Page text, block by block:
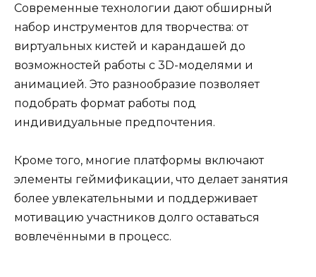
Современные технологии дают обширный
набор инструментов для творчества: от
виртуальных кистей и карандашей до
возможностей работы с 3D-моделями и
анимацией. Это разнообразие позволяет
подобрать формат работы под
индивидуальные предпочтения.
Кроме того, многие платформы включают
элементы геймификации, что делает занятия
более увлекательными и поддерживает
мотивацию участников долго оставаться
вовлечёнными в процесс.